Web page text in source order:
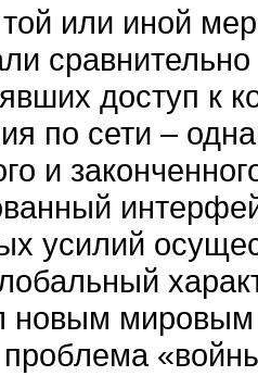
или иной
доступ к
по сети –
и
усилий
новым мировым